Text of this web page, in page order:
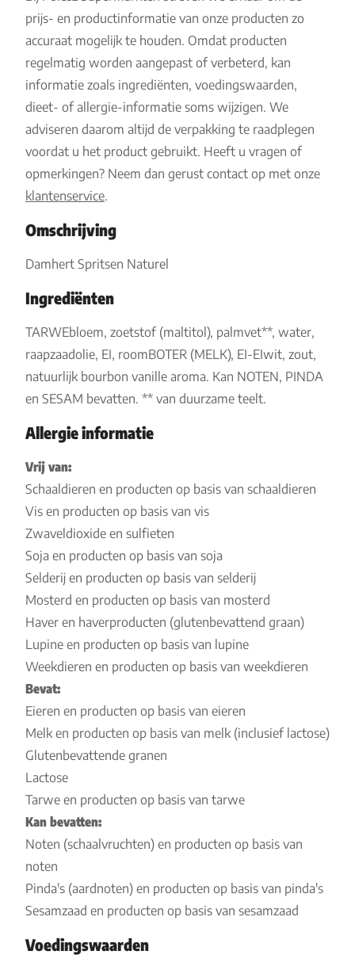
prijs- en productinformatie van onze producten zo
accuraat mogelijk te houden. Omdat producten
regelmatig worden aangepast of verbeterd, kan
informatie zoals ingrediënten, voedingswaarden,
dieet- of allergie-informatie soms wijzigen. We
adviseren daarom altijd de verpakking te raadplegen
voordat u het product gebruikt. Heeft u vragen of
opmerkingen? Neem dan gerust contact op met onze
klantenservice.
Omschrijving
Damhert Spritsen Naturel
Ingrediënten
TARWEbloem, zoetstof (maltitol), palmvet**, water,
raapzaadolie, EI, roomBOTER (MELK), EI-EIwit, zout,
natuurlijk bourbon vanille aroma. Kan NOTEN, PINDA
en SESAM bevatten. ** van duurzame teelt.
Allergie informatie
Vrij van:
Schaaldieren en producten op basis van schaaldieren
Vis en producten op basis van vis
Zwaveldioxide en sulfieten
Soja en producten op basis van soja
Selderij en producten op basis van selderij
Mosterd en producten op basis van mosterd
Haver en haverproducten (glutenbevattend graan)
Lupine en producten op basis van lupine
Weekdieren en producten op basis van weekdieren
Bevat:
Eieren en producten op basis van eieren
Melk en producten op basis van melk (inclusief lactose)
Glutenbevattende granen
Lactose
Tarwe en producten op basis van tarwe
Kan bevatten:
Noten (schaalvruchten) en producten op basis van
noten
Pinda's (aardnoten) en producten op basis van pinda's
Sesamzaad en producten op basis van sesamzaad
Voedingswaarden